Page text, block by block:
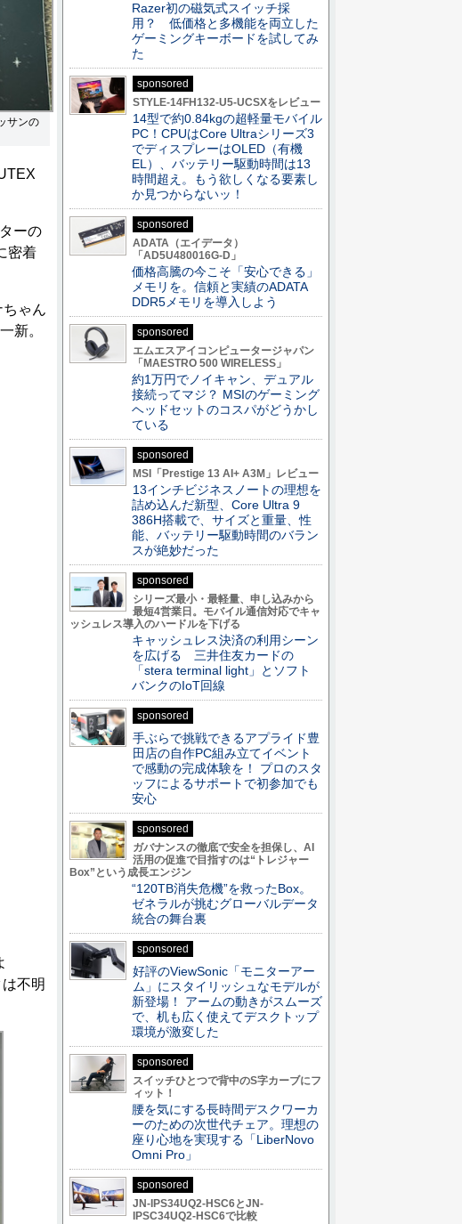
サンの
ーの
密着
ゃん
新。
不明
Razer初の磁気式スイッチ採
用？ 低価格と多機能を両立した
ゲーミングキーボードを試してみ
た
sponsored
STYLE-14FH132-U5-UCSXをレビュー
14型で約0.84kgの超軽量モバイル
PC！CPUはCore Ultraシリーズ3
でディスプレーはOLED（有機
EL）、バッテリー駆動時間は13
時間超え。もう欲しくなる要素し
か見つからないッ！
sponsored
ADATA（エイデータ）
「AD5U480016G-D」
価格高騰の今こそ「安心できる」
メモリを。信頼と実績のADATA
DDR5メモリを導入しよう
sponsored
エムエスアイコンピュータージャパン
「MAESTRO 500 WIRELESS」
約1万円でノイキャン、デュアル
接続ってマジ？ MSIのゲーミング
ヘッドセットのコスパがどうかし
ている
sponsored
MSI「Prestige 13 AI+ A3M」レビュー
13インチビジネスノートの理想を
詰め込んだ新型、Core Ultra 9
386H搭載で、サイズと重量、性
能、バッテリー駆動時間のバラン
スが絶妙だった
sponsored
シリーズ最小・最軽量、申し込みから
最短4営業日。モバイル通信対応でキャ
ッシュレス導入のハードルを下げる
キャッシュレス決済の利用シーン
を広げる 三井住友カードの
「stera terminal light」とソフト
バンクのIoT回線
sponsored
手ぶらで挑戦できるアプライド豊
田店の自作PC組み立てイベント
で感動の完成体験を！ プロのスタ
ッフによるサポートで初参加でも
安心
sponsored
ガバナンスの徹底で安全を担保し、AI
活用の促進で目指すのは“トレジャー
Box”という成長エンジン
“120TB消失危機”を救ったBox。
ゼネラルが挑むグローバルデータ
統合の舞台裏
sponsored
好評のViewSonic「モニターアー
ム」にスタイリッシュなモデルが
新登場！ アームの動きがスムーズ
で、机も広く使えてデスクトップ
環境が激変した
sponsored
スイッチひとつで背中のS字カーブにフ
ィット！
腰を気にする長時間デスクワーカ
ーのための次世代チェア。理想の
座り心地を実現する「LiberNovo
Omni Pro」
sponsored
JN-IPS34UQ2-HSC6とJN-
IPSC34UQ2-HSC6で比較